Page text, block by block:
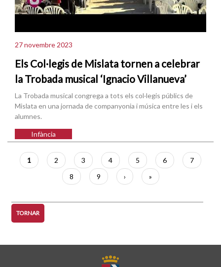
27 novembre 2023
Els Col·legis de Mislata tornen a celebrar
la Trobada musical ‘Ignacio Villanueva’
La Trobada musical congrega a tots els col·legis públics de
Mislata en una jornada de companyonia i música entre les i els
alumnes.
Infància
Paginació
Pàgina
actual
1 Pàgina
2 Pàgina
3 Pàgina
4 Pàgina
5 Pàgina
6 Pàgina
7
Pàgina
8 Pàgina
9
Pàgina
següent
›
Última
pàgina
»
TORNAR